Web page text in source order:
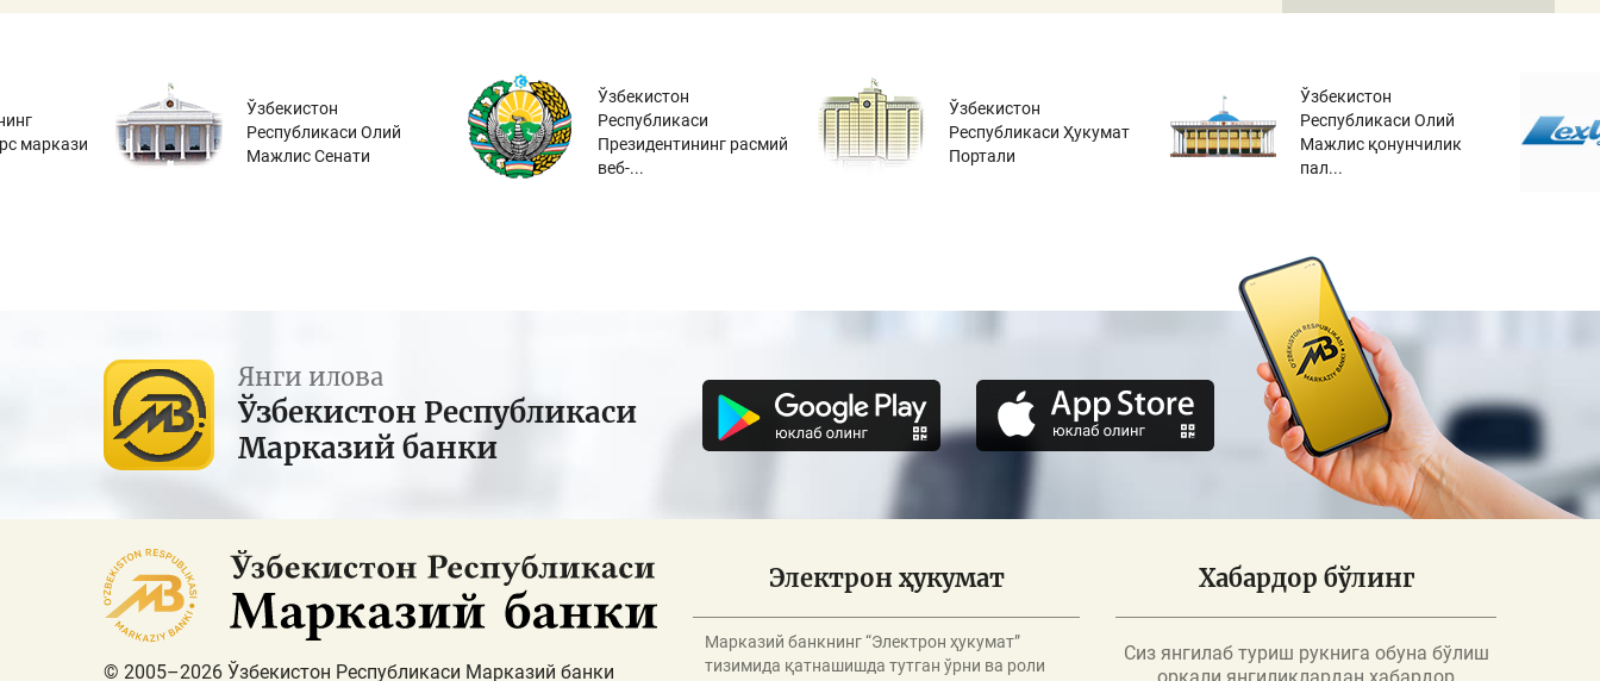
маркази
Ўзбекистон
Республикаси Олий
Мажлис Сенати
Ўзбекистон
Республикаси
Президентининг расмий
веб-...
Ўзбекистон
Республикаси Ҳукумат
Портали
Ўзбекистон
Республикаси Олий
Мажлис қонунчилик
пал...
Янги илова
Ўзбекистон Республикаси
Марказий банки
© 2005–2026 Ўзбекистон Республикаси Марказий банки
Электрон ҳукумат
Марказий банкнинг “Электрон ҳукумат”
тизимида қатнашишда тутган ўрни ва роли
Хабардор бўлинг
Сиз янгилаб туриш рукнига обуна бўлиш